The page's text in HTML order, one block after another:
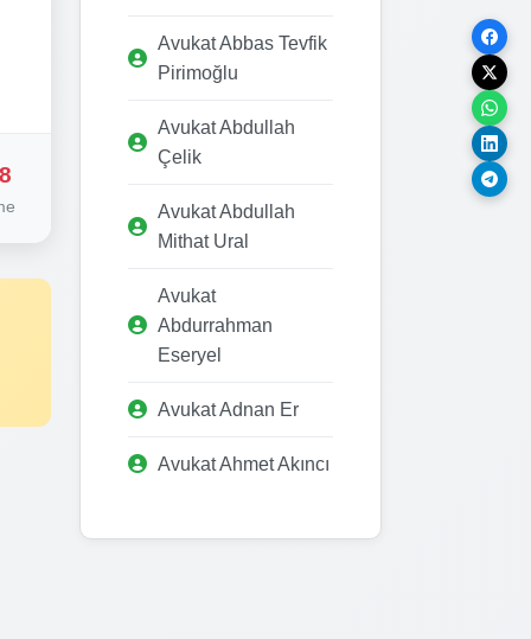
Avukat Abbas Tevfik
Pirimoğlu
Avukat Abdullah
Çelik
Avukat Abdullah
Mithat Ural
Avukat
Abdurrahman
Eseryel
Avukat Adnan Er
Avukat Ahmet Akıncı